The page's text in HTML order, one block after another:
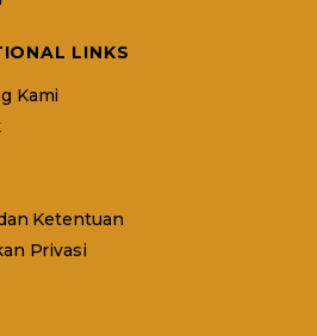
LINKS
Kami
Ketentuan
Privasi